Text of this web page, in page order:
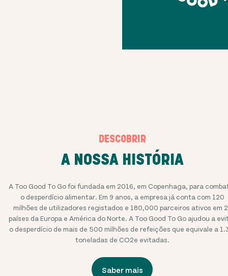
DESCOBRIR
A NOSSA HISTÓRIA
A Too Good To Go foi fundada em 2016, em Copenhaga, para
o desperdício alimentar. Em 9 anos, a empresa já conta com 120
milhões de utilizadores registados e 180,000 parceiros ativos em
países da Europa e América do Norte. A Too Good To Go ajudou a
o desperdício de mais de 500 milhões de refeições que equivale a
toneladas de CO2e evitadas.
Saber mais